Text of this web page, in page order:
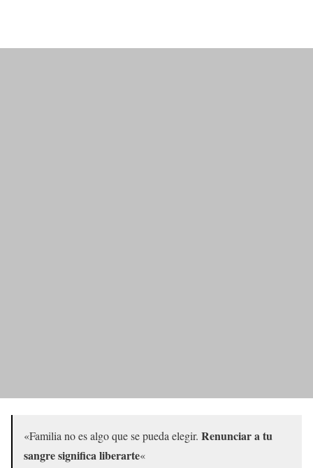
«Familia no es algo que se pueda elegir. Renunciar a tu
sangre significa liberarte«